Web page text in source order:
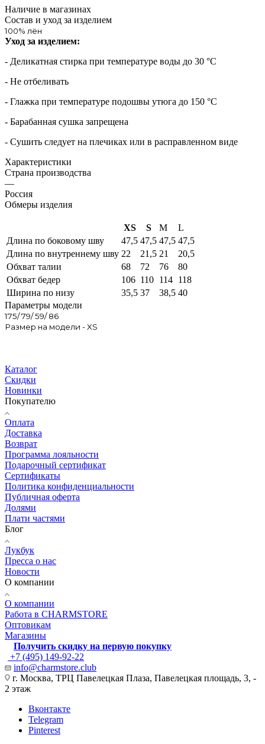
Наличие в магазинах
Состав и уход за изделием
100% лён
Уход за изделием:
- Деликатная стирка при температуре воды до 30 °C
- Не отбеливать
- Глажка при температуре подошвы утюга до 150 °C
- Барабанная сушка запрещена
- Сушить следует на плечиках или в расправленном виде
Характеристики
Страна производства
—
Россия
Обмеры изделия
XS S M
L
Длина по боковому шву
47,5 47,5 47,5 47,5
Длина по внутреннему шву 22 21,5 21
20,5
Обхват талии
68 72 76
80
Обхват бедер
106 110 114 118
Ширина по низу
35,5 37 38,5 40
Параметры модели
175/ 79/ 59/ 86
Размер на модели - XS
Каталог
Скидки
Новинки
Покупателю
Оплата
Доставка
Возврат
Программа лояльности
Подарочный сертификат
Сертификаты
Политика конфиденциальности
Публичная оферта
Долями
Плати частями
Блог
Лукбук
Пресса о нас
Новости
О компании
О компании
Работа в CHARMSTORE
Оптовикам
Магазины
Получить скидку на первую покупку
+7 (495) 149-92-22
info@charmstore.club
г. Москва, ТРЦ Павелецкая Плаза, Павелецкая площадь, 3, -
2 этаж
Вконтакте
Telegram
Pinterest